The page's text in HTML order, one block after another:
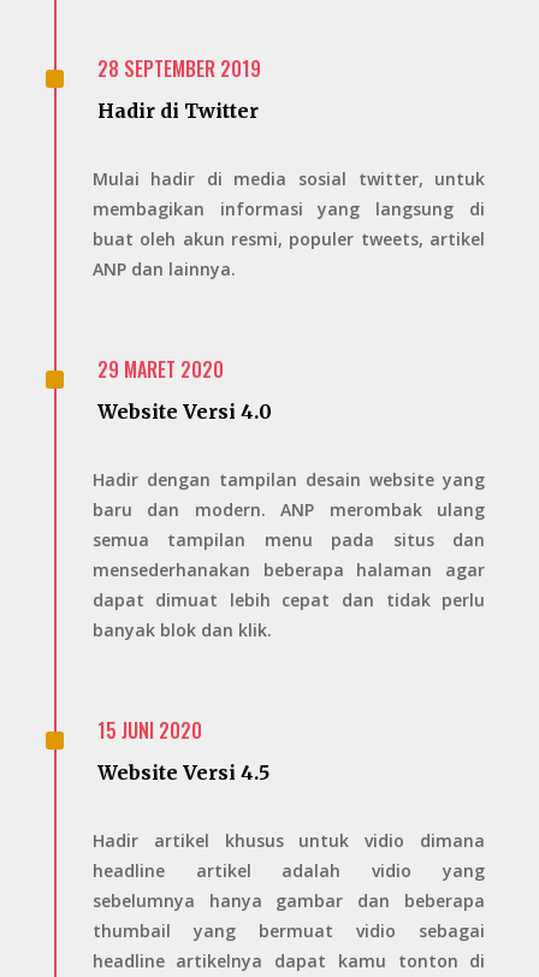
^ 28 SEPTEMBER 2019
Hadir di Twitter
Mulai hadir di media sosial twitter, untuk
membagikan informasi yang langsung di
buat oleh akun resmi, populer tweets, artikel
ANP dan lainnya.
^ 29 MARET 2020
Website Versi 4.0
Hadir dengan tampilan desain website yang
baru dan modern. ANP merombak ulang
semua tampilan menu pada situs dan
mensederhanakan beberapa halaman agar
dapat dimuat lebih cepat dan tidak perlu
banyak blok dan klik.
^ 15 JUNI 2020
Website Versi 4.5
Hadir artikel khusus untuk vidio dimana
headline artikel adalah vidio yang
sebelumnya hanya gambar dan beberapa
thumbail yang bermuat vidio sebagai
headline artikelnya dapat kamu tonton di